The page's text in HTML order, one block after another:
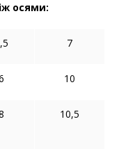
осями:
7
10
10,5